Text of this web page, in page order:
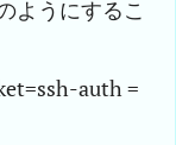
ようにするこ
auth =